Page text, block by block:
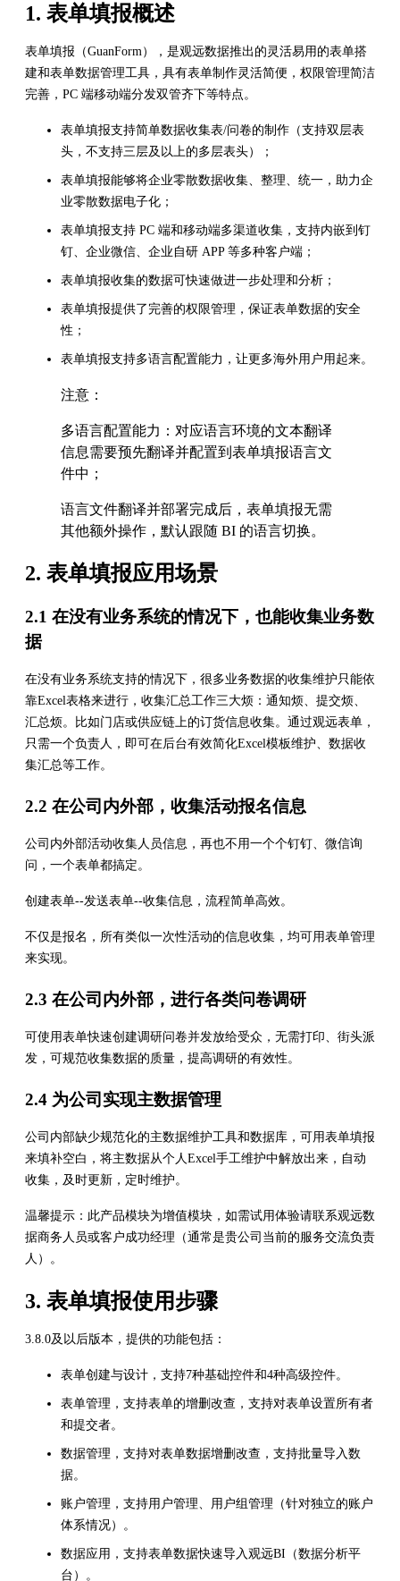
1. 表单填报概述
表单填报（GuanForm），是观远数据推出的灵活易用的表单搭
建和表单数据管理工具，具有表单制作灵活简便，权限管理简洁
完善，PC 端移动端分发双管齐下等特点。
表单填报支持简单数据收集表/问卷的制作（支持双层表
头，不支持三层及以上的多层表头）；
表单填报能够将企业零散数据收集、整理、统一，助力企
业零散数据电子化；
表单填报支持 PC 端和移动端多渠道收集，支持内嵌到钉
钉、企业微信、企业自研 APP 等多种客户端；
表单填报收集的数据可快速做进一步处理和分析；
表单填报提供了完善的权限管理，保证表单数据的安全
性；
表单填报支持多语言配置能力，让更多海外用户用起来。
注意：
多语言配置能力：对应语言环境的文本翻译
信息需要预先翻译并配置到表单填报语言文
件中；
语言文件翻译并部署完成后，表单填报无需
其他额外操作，默认跟随 BI 的语言切换。
2. 表单填报应用场景
2.1 在没有业务系统的情况下，也能收集业务数
据
在没有业务系统支持的情况下，很多业务数据的收集维护只能依
靠Excel表格来进行，收集汇总工作三大烦：通知烦、提交烦、
汇总烦。比如门店或供应链上的订货信息收集。通过观远表单，
只需一个负责人，即可在后台有效简化Excel模板维护、数据收
集汇总等工作。
2.2 在公司内外部，收集活动报名信息
公司内外部活动收集人员信息，再也不用一个个钉钉、微信询
问，一个表单都搞定。
创建表单--发送表单--收集信息，流程简单高效。
不仅是报名，所有类似一次性活动的信息收集，均可用表单管理
来实现。
2.3 在公司内外部，进行各类问卷调研
可使用表单快速创建调研问卷并发放给受众，无需打印、街头派
发，可规范收集数据的质量，提高调研的有效性。
2.4 为公司实现主数据管理
公司内部缺少规范化的主数据维护工具和数据库，可用表单填报
来填补空白，将主数据从个人Excel手工维护中解放出来，自动
收集，及时更新，定时维护。
温馨提示：此产品模块为增值模块，如需试用体验请联系观远数
据商务人员或客户成功经理（通常是贵公司当前的服务交流负责
人）。
3. 表单填报使用步骤
3.8.0及以后版本，提供的功能包括：
表单创建与设计，支持7种基础控件和4种高级控件。
表单管理，支持表单的增删改查，支持对表单设置所有者
和提交者。
数据管理，支持对表单数据增删改查，支持批量导入数
据。
账户管理，支持用户管理、用户组管理（针对独立的账户
体系情况）。
数据应用，支持表单数据快速导入观远BI（数据分析平
台）。